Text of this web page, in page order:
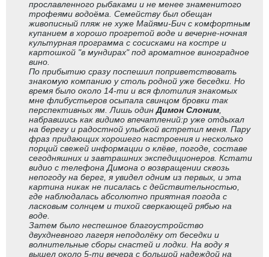
прославленного рыбаками и не менее знаменитого
трофеями водоёма. Семейству был обещан
живописный пляж не хуже Майями-Бич с комфортным
купанием в хорошо прогретой воде и вечерне-ночная
культурная программа с сосисками на костре и
картошкой "в мундирах" под ароматное виноградное
вино.
По прибытию сразу поспешил поприветствовать
знакомую компанию у столь родной уже беседки. Но
время было около 14-ти и вся флотилия знакомых
мне флибустьеров осыпала свинцом бровки так
перспективных ям. Лишь одинДимон Слоним
набравшись как видимо впечатлений:p уже отдыхал
на берегу и радостной улыбкой встретил меня. Пару
фраз придающих хорошего настроения и несколько
порций свежей информации о клёве, погоде, составе
сегодняшних и завтрашних экспедиционеров. Кстати
видио с телефона Димона о возвращении сквозь
непогоду на берег, я увидел одним из первых, и эта
картина никак не писалась с действительностью,
где наблюдалась абсолютно приятная погода с
ласковым солнцем и тихой сверкающей рябью на
воде.
Затем было неспешное благоустройство
двухдневного лагеря неподолёку от беседки и
волнительные сборы снастей и лодки. На воду я
вышел около 5-ти вечера с большой надеждой на